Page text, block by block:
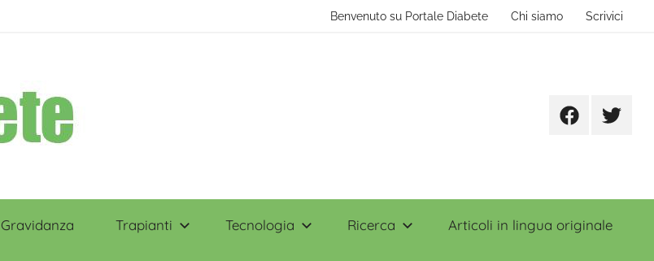
Benvenuto su Portale Diabete Chi siamo Scrivici
FacebookTwitter
Gravidanza Trapianti Tecnologia Ricerca Articoli in lingua originale